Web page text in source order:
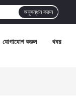
অনুসন্ধান করুন
যোগাযোগ করুন খবর